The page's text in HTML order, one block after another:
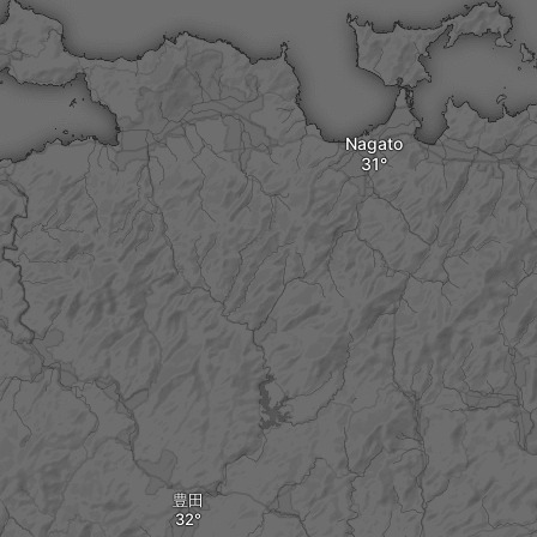
Nagato
豊田